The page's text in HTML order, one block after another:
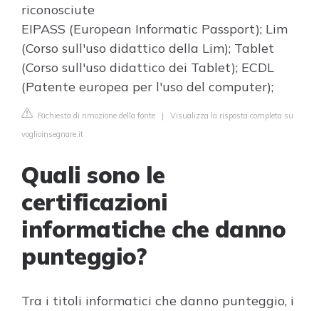
riconosciute
EIPASS (European Informatic Passport); Lim
(Corso sull'uso didattico della Lim); Tablet
(Corso sull'uso didattico dei Tablet); ECDL
(Patente europea per l'uso del computer);
Richiesta di rimozione della fonte | Visualizza la risposta completa su
voglioinsegnare.it
Quali sono le
certificazioni
informatiche che danno
punteggio?
Tra i titoli informatici che danno punteggio, i